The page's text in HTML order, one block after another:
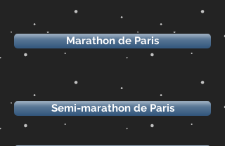
Marathon de Paris
Semi-marathon de Paris